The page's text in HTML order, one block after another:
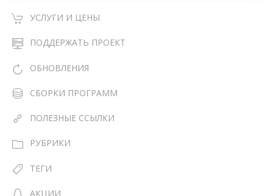
УСЛУГИ И ЦЕНЫ
ПОДДЕРЖАТЬ ПРОЕКТ
ОБНОВЛЕНИЯ
СБОРКИ ПРОГРАММ
ПОЛЕЗНЫЕ ССЫЛКИ
РУБРИКИ
ТЕГИ
АКЦИИ